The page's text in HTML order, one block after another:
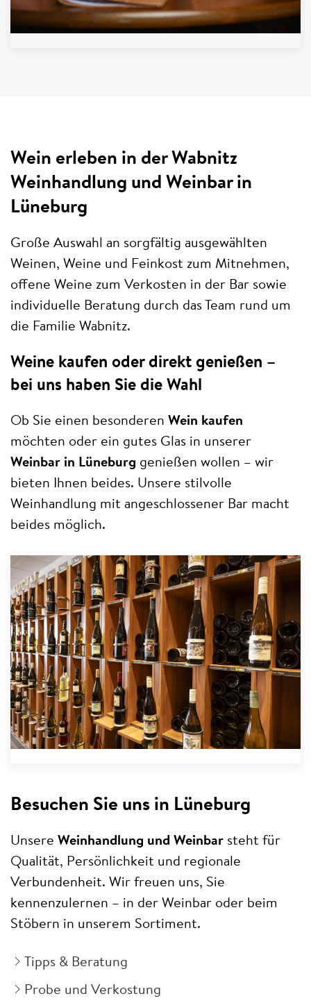
Wein erleben in der Wabnitz
Weinhandlung und Weinbar in
Lüneburg
Große Auswahl an sorgfältig ausgewählten
Weinen, Weine und Feinkost zum Mitnehmen,
offene Weine zum Verkosten in der Bar sowie
individuelle Beratung durch das Team rund um
die Familie Wabnitz.
Weine kaufen oder direkt genießen –
bei uns haben Sie die Wahl
Ob Sie einen besonderen Wein kaufen
möchten oder ein gutes Glas in unserer
Weinbar in Lüneburg genießen wollen – wir
bieten Ihnen beides. Unsere stilvolle
Weinhandlung mit angeschlossener Bar macht
beides möglich.
Besuchen Sie uns in Lüneburg
Unsere Weinhandlung und Weinbar steht für
Qualität, Persönlichkeit und regionale
Verbundenheit. Wir freuen uns, Sie
kennenzulernen – in der Weinbar oder beim
Stöbern in unserem Sortiment.
Tipps & Beratung
Probe und Verkostung